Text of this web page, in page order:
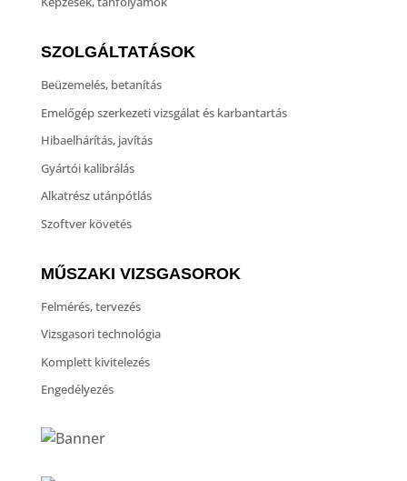
SZOLGÁLTATÁSOK
Beüzemelés, betanítás
Emelőgép szerkezeti vizsgálat és karbantartás
Hibaelhárítás, javítás
Gyártói kalibrálás
Alkatrész utánpótlás
Szoftver követés
MŰSZAKI VIZSGASOROK
Felmérés, tervezés
Vizsgasori technológia
Komplett kivitelezés
Engedélyezés